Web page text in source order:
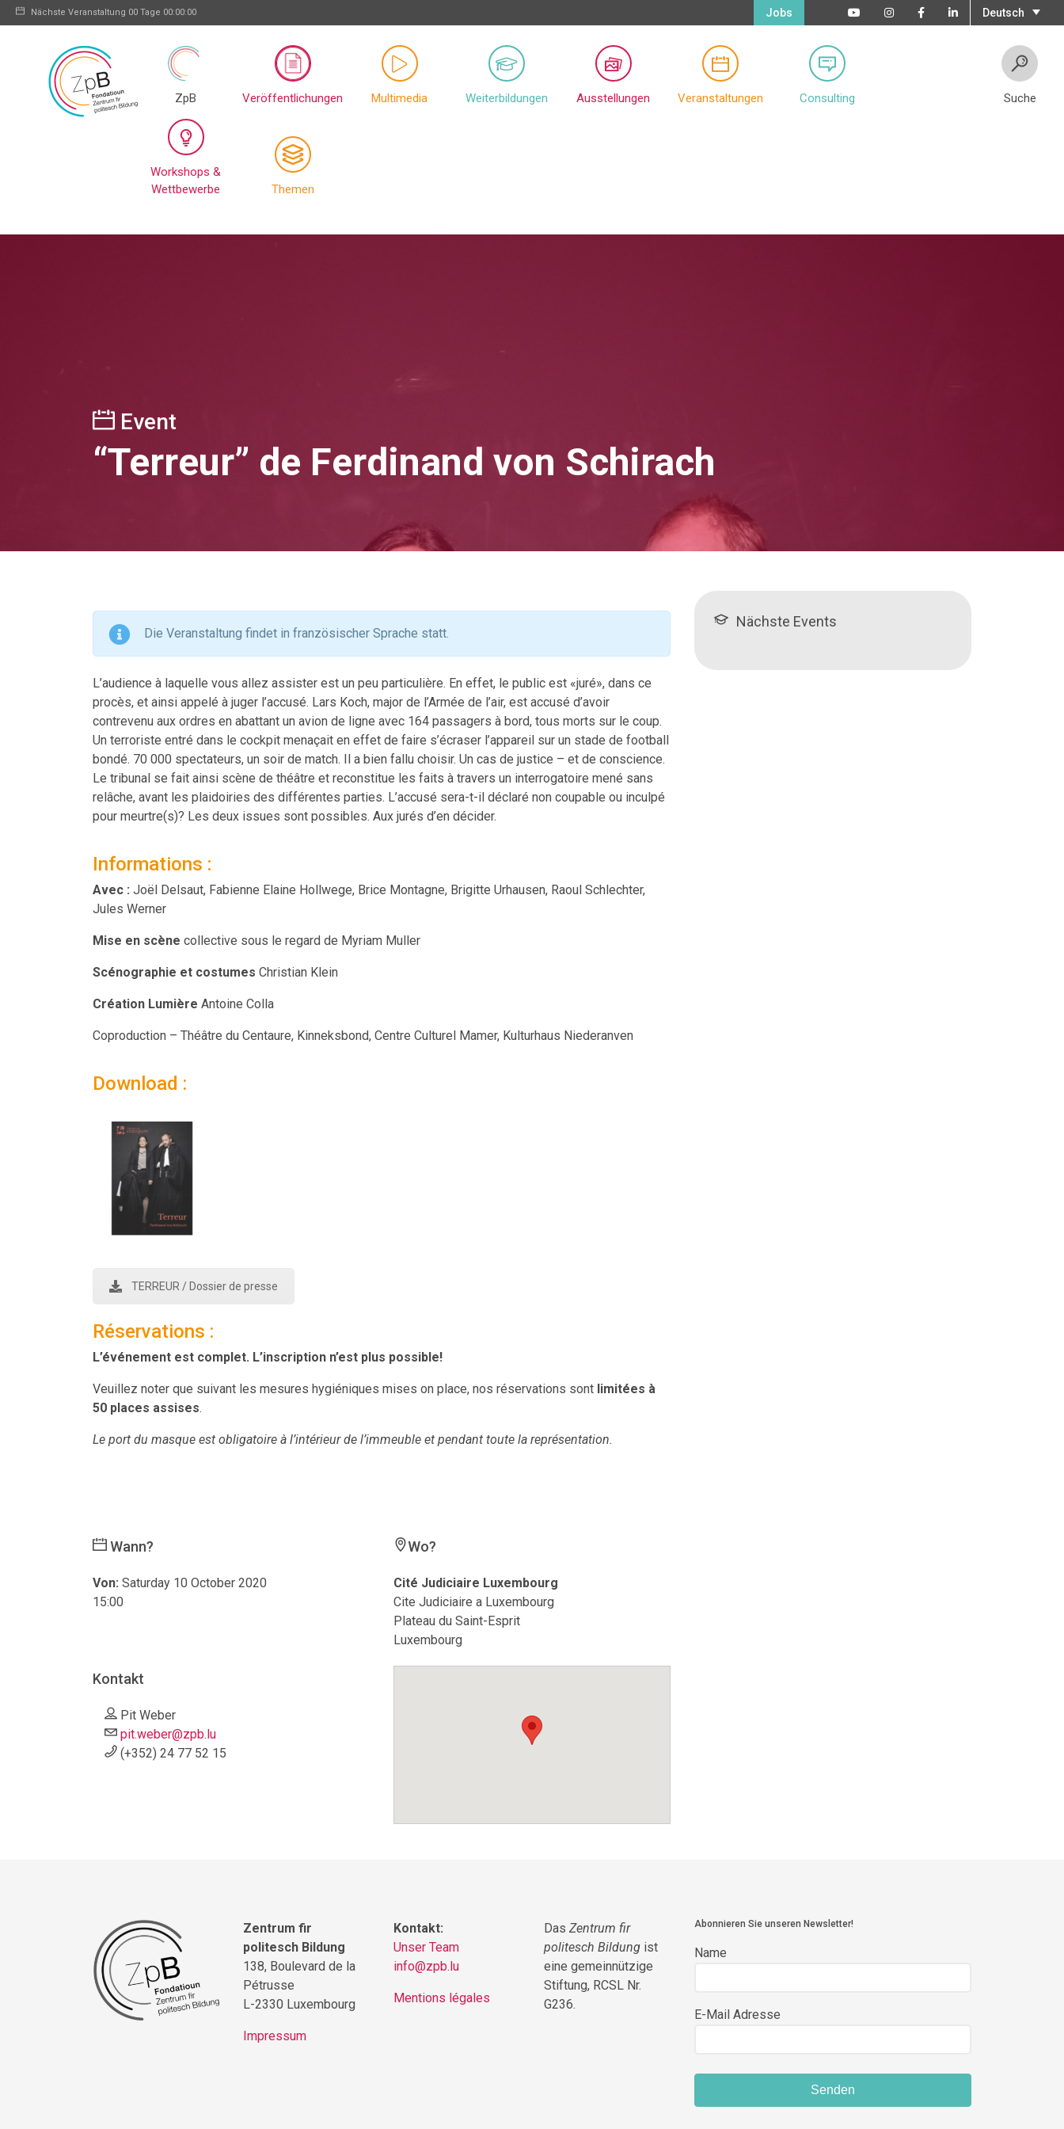
Nächste Veranstaltung 00 Tage 00:00:00 Deutsch
Jobs
ZpB Veröffentlichungen Multimedia Weiterbildungen Ausstellungen Veranstaltungen Consulting
Workshops &
Wettbewerbe
Themen
Suche
Event
“Terreur” de Ferdinand von Schirach
Die Veranstaltung findet in französischer Sprache statt.
L’audience à laquelle vous allez assister est un peu particulière. En effet, le public est «juré», dans ce
procès, et ainsi appelé à juger l’accusé. Lars Koch, major de l’Armée de l’air, est accusé d’avoir
contrevenu aux ordres en abattant un avion de ligne avec 164 passagers à bord, tous morts sur le coup.
Un terroriste entré dans le cockpit menaçait en effet de faire s’écraser l’appareil sur un stade de football
bondé. 70 000 spectateurs, un soir de match. Il a bien fallu choisir. Un cas de justice – et de conscience.
Le tribunal se fait ainsi scène de théâtre et reconstitue les faits à travers un interrogatoire mené sans
relâche, avant les plaidoiries des différentes parties. L’accusé sera-t-il déclaré non coupable ou inculpé
pour meurtre(s)? Les deux issues sont possibles. Aux jurés d’en décider.
Informations :
Avec : Joël Delsaut, Fabienne Elaine Hollwege, Brice Montagne, Brigitte Urhausen, Raoul Schlechter,
Jules Werner
Mise en scène collective sous le regard de Myriam Muller
Scénographie et costumes Christian Klein
Création Lumière Antoine Colla
Coproduction – Théâtre du Centaure, Kinneksbond, Centre Culturel Mamer, Kulturhaus Niederanven
Download :
TERREUR / Dossier de presse
Réservations :
L’événement est complet. L’inscription n’est plus possible!
Veuillez noter que suivant les mesures hygiéniques mises on place, nos réservations sont limitées à
50 places assises.
Le port du masque est obligatoire à l’intérieur de l’immeuble et pendant toute la représentation.
Wann?
Von: Saturday 10 October 2020
15:00
Kontakt
Pit Weber
pit.weber@zpb.lu
(+352) 24 77 52 15
Wo?
Cité Judiciaire Luxembourg
Cite Judiciaire a Luxembourg
Plateau du Saint-Esprit
Luxembourg
Nächste Events
Zentrum fir
politesch Bildung
138, Boulevard de la
Pétrusse
L-2330 Luxembourg
Impressum
Kontakt:
Unser Team
info@zpb.lu
Mentions légales
Das Zentrum fir
politesch Bildung ist
eine gemeinnützige
Stiftung, RCSL Nr.
G236.
Abonnieren Sie unseren Newsletter!
Name
E-Mail Adresse
Senden